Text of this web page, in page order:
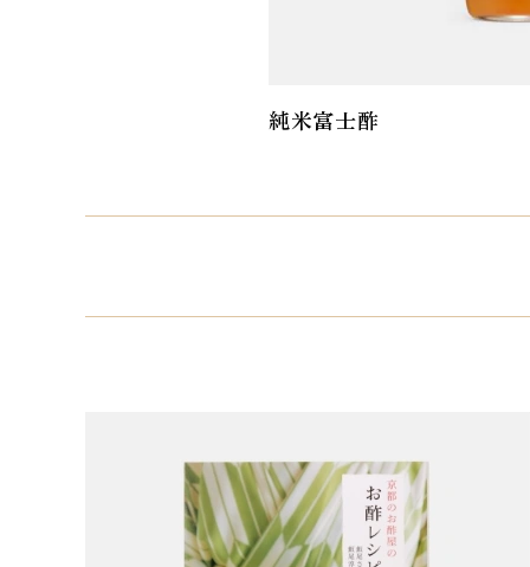
純米富士酢